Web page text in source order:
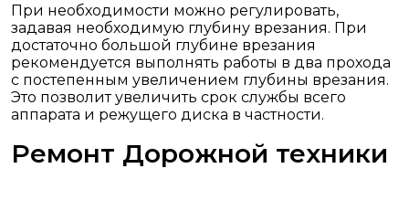
При необходимости можно регулировать,
задавая необходимую глубину врезания. При
достаточно большой глубине врезания
рекомендуется выполнять работы в два прохода
с постепенным увеличением глубины врезания.
Это позволит увеличить срок службы всего
аппарата и режущего диска в частности.
Ремонт Дорожной техники